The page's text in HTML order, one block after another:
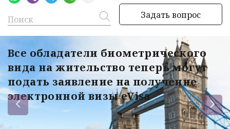
Задать вопрос
Все обладатели биометрического
вида на жительство теперь могут
подать заявление на получение
электронной визы eVisa